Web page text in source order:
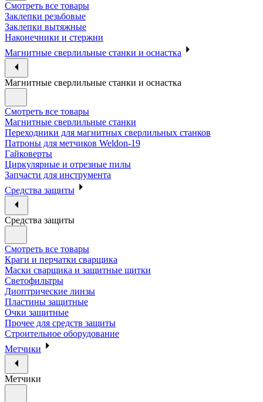
Смотреть все товары
Заклепки резьбовые
Заклепки вытяжные
Наконечники и стержни
Магнитные сверлильные станки и оснастка
Магнитные сверлильные станки и оснастка
Смотреть все товары
Магнитные сверлильные станки
Переходники для магнитных сверлильных станков
Патроны для метчиков Weldon-19
Гайковерты
Циркулярные и отрезные пилы
Запчасти для инструмента
Средства защиты
Средства защиты
Смотреть все товары
Краги и перчатки сварщика
Маски сварщика и защитные щитки
Светофильтры
Диоптрические линзы
Пластины защитные
Очки защитные
Прочее для средств защиты
Строительное оборудование
Метчики
Метчики